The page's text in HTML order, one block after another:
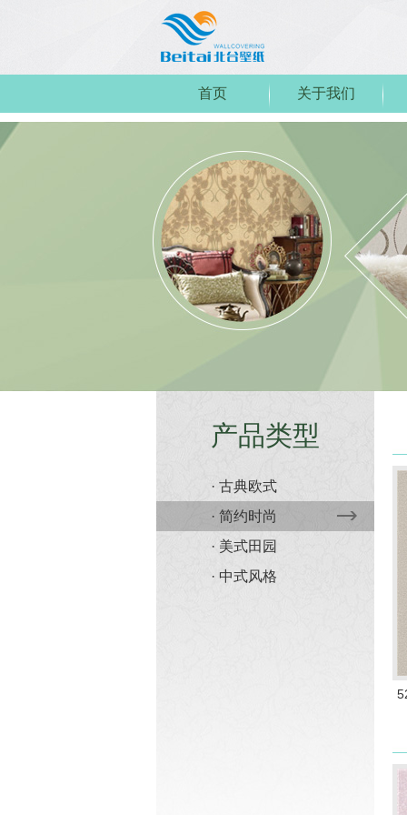
首页 关于我们
产品类型
· 古典欧式
· 简约时尚
· 美式田园
· 中式风格